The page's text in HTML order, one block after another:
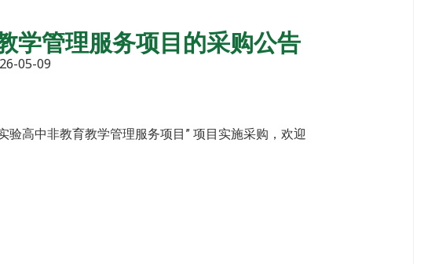
学管理服务项目的采购公告
05-09
高中非教育教学管理服务项目” 项目实施采购，欢迎